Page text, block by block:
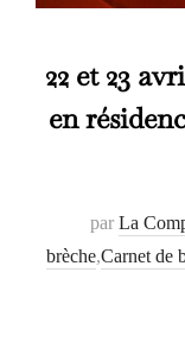
22 et 23
en
par La
brèche,Carnet de